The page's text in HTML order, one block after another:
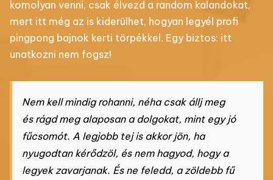
komolyan venni, csak élvezd a random kalandokat,
mert itt még az is kiderülhet, hogyan legyél profi
pingpong bajnok kerti törpékkel. Egy biztos: itt
unatkozni nem fogsz!
Nem kell mindig rohanni, néha csak állj meg
és rágd meg alaposan a dolgokat, mint egy jó
fűcsomót. A legjobb tej is akkor jön, ha
nyugodtan kérődzöl, és nem hagyod, hogy a
legyek zavarjanak. És ne feledd, a zöldebb fű